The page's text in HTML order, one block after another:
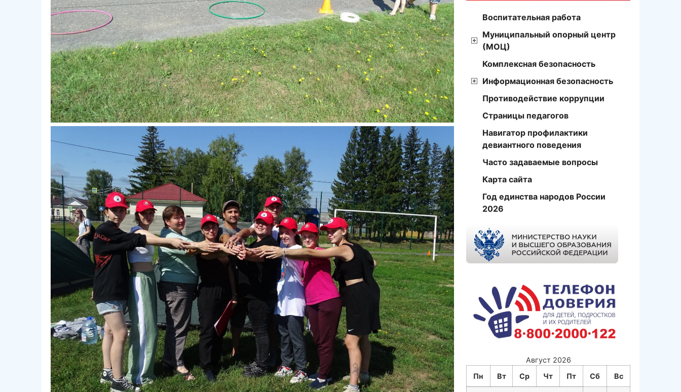
Воспитательная работа
Муниципальный опорный центр
(МОЦ)
Комплексная безопасность
Информационная безопасность
Противодействие коррупции
Страницы педагогов
Навигатор профилактики
девиантного поведения
Часто задаваемые вопросы
Карта сайта
Год единства народов России
2026
Август 2026
Пн
Вт Ср Чт Пт Сб Вс